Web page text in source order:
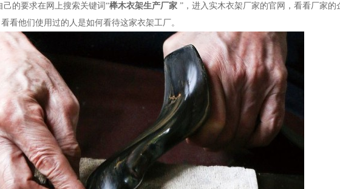
的要求在网上搜索关键词 “榉木衣架生产厂家 ”，进入实木衣架厂家的官网，看看厂家的
看他们使用过的人是如何看待这家衣架工厂。